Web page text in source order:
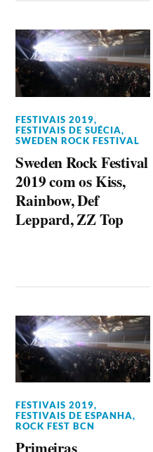
FESTIVAIS 2019,
FESTIVAIS DE SUÉCIA,
SWEDEN ROCK FESTIVAL
Sweden Rock Festival
2019 com os Kiss,
Rainbow, Def
Leppard, ZZ Top
FESTIVAIS 2019,
FESTIVAIS DE ESPANHA,
ROCK FEST BCN
Primeiras